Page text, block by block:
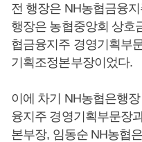
전 행장은 NH농협금융
행장은 농협중앙회 상호
협금융지주 경영기획부
기획조정본부장이었다.
이에 차기 NH농협은행
융지주 경영기획부문장
본부장, 임동순 NH농협